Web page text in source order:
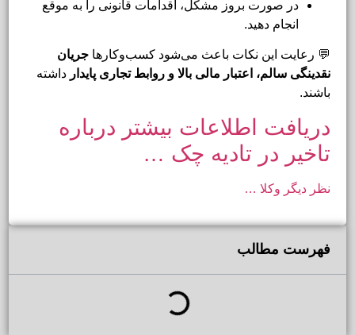
در صورت بروز مشکل، اقدامات قانونی را به موقع
انجام دهید.
💬 رعایت این نکات باعث می‌شود کسب‌وکارهاجریان
نقدینگی سالم، اعتبار مالی بالا و روابط تجاری پایدار داشته
باشند.
دریافت اطلاعات بیشتر درباره
تاخیر در تادیه چک …
نظر دیگر وکلا …
فهرست مطالب